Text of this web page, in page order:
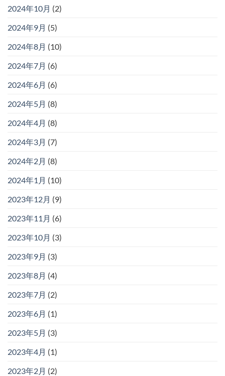
2024年10月 (2)
2024年9月 (5)
2024年8月 (10)
2024年7月 (6)
2024年6月 (6)
2024年5月 (8)
2024年4月 (8)
2024年3月 (7)
2024年2月 (8)
2024年1月 (10)
2023年12月 (9)
2023年11月 (6)
2023年10月 (3)
2023年9月 (3)
2023年8月 (4)
2023年7月 (2)
2023年6月 (1)
2023年5月 (3)
2023年4月 (1)
2023年2月 (2)